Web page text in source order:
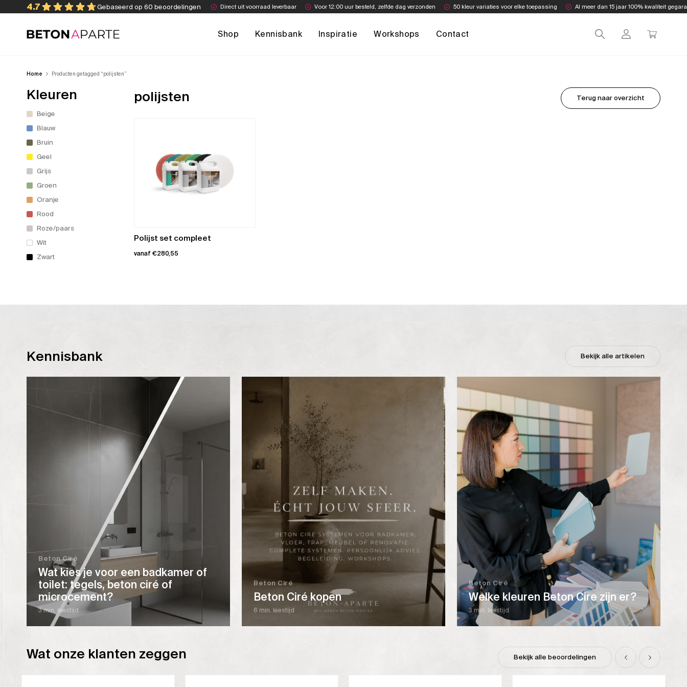
4.7 Gebaseerd op 60 beoordelingen Direct uit voorraad leverbaar Voor 12:00 uur besteld, zelfde dag verzonden 50 kleur variaties voor elke toepassing Al meer dan 15 jaar 100% kwaliteit
Beton Aparte Shop Kennisbank Inspiratie Workshops Contact
Home Producten getagged “polijsten”
Kleuren
Beige
Blauw
Bruin
Geel
Grijs
Groen
Oranje
Rood
Roze/paars
Wit
Zwart
polijsten Terug naar overzicht
Polijst set compleet
vanaf €280,55
worden
productpagina
Kennisbank Bekijk alle artikelen
Beton Ciré
Wat kies je voor een badkamer of
toilet: tegels, beton ciré of
microcement?
3 min. leestijd
Beton Ciré
Beton Ciré kopen
6 min. leestijd
Beton Ciré
Welke kleuren Beton Cire zijn er?
3 min. leestijd
Wat onze klanten zeggen Bekijk alle beoordelingen